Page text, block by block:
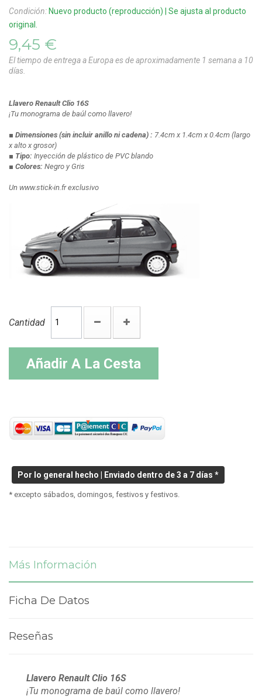
Condición: Nuevo producto (reproducción) | Se ajusta al producto
original.
9,45 €
El tiempo de entrega a Europa es de aproximadamente 1 semana a 10
días.
Llavero Renault Clio 16S
¡Tu monograma de baúl como llavero!
■ Dimensiones (sin incluir anillo ni cadena) : 7.4cm x 1.4cm x 0.4cm (largo
x alto x grosor)
■ Tipo: Inyección de plástico de PVC blando
■ Colores: Negro y Gris
Un www.stick-in.fr exclusivo
Cantidad
Añadir A La Cesta
Por lo general hecho | Enviado dentro de 3 a 7 días *
* excepto sábados, domingos, festivos y festivos.
Más Información
Ficha De Datos
Reseñas
Llavero Renault Clio 16S
¡Tu monograma de baúl como llavero!